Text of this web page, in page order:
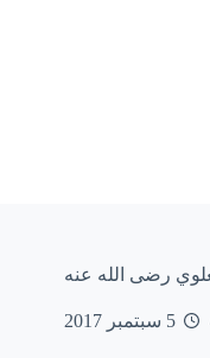
رضى الله عنه
5 سبتمبر 2017